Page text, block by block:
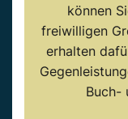
können
freiwilligen
erhalten
Buch-